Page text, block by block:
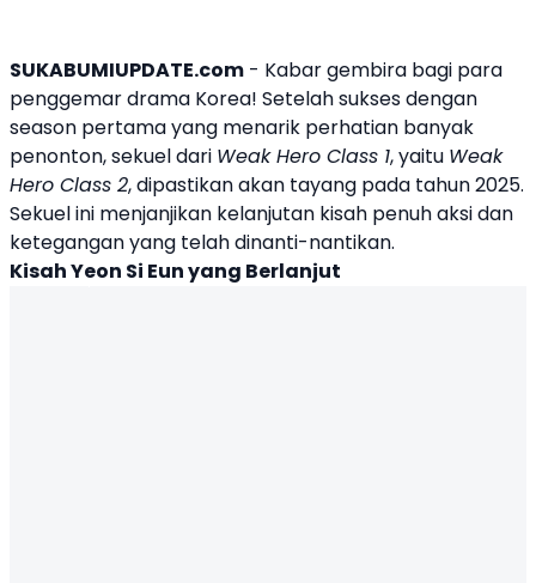
SUKABUMIUPDATE.com - Kabar gembira bagi para
penggemar drama Korea! Setelah sukses dengan
season pertama yang menarik perhatian banyak
penonton, sekuel dari Weak Hero Class 1, yaitu Weak
Hero Class 2, dipastikan akan tayang pada tahun 2025.
Sekuel ini menjanjikan kelanjutan kisah penuh aksi dan
ketegangan yang telah dinanti-nantikan.
Kisah Yeon Si Eun yang Berlanjut